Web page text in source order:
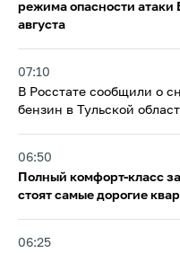
режима опасности атаки
августа
07:10
В Росстате сообщили о
бензин в Тульской
06:50
Полный комфорт-класс
стоят самые дорогие
06:25